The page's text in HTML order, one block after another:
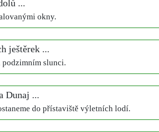
...
okny.
ještěrek ...
slunci.
Dunaj ...
do přístaviště výletních lodí.